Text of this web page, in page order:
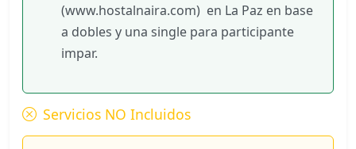
(www.hostalnaira.com) en La Paz en base
a dobles y una single para participante
impar.
Servicios NO Incluidos